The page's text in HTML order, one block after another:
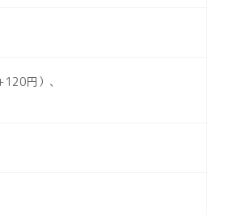
円）、